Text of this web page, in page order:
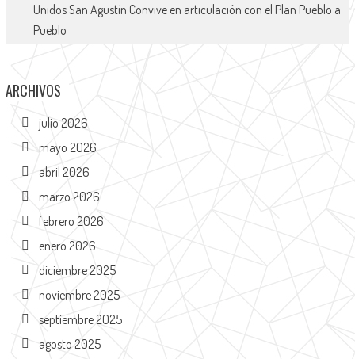
Unidos San Agustín Convive en articulación con el Plan Pueblo a
Pueblo
ARCHIVOS
julio 2026
mayo 2026
abril 2026
marzo 2026
febrero 2026
enero 2026
diciembre 2025
noviembre 2025
septiembre 2025
agosto 2025